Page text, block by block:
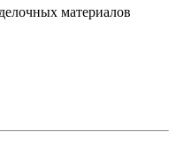
материалов